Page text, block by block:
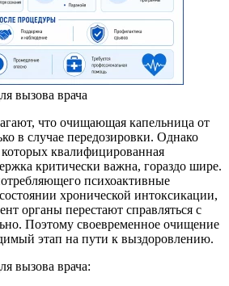
вызова врача
что очищающая капельница от
в случае передозировки. Однако
квалифицированная
критически важна, гораздо шире.
психоактивные
хронической интоксикации,
органы перестают справляться с
Поэтому своевременное очищение
этап на пути к выздоровлению.
вызова врача: